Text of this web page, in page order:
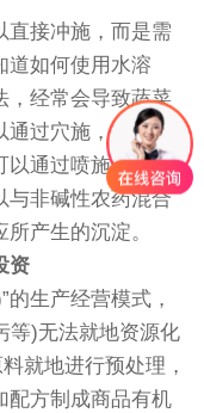
直接冲施，而是需
道如何使用水溶
，经常会导致蔬菜
过穴施，穴施方
以通过喷施，就是
与非碱性农药混合
产生的沉淀。
资
生产经营模式，
等)无法就地资源化
就地进行预处理，
配方制成商品有机